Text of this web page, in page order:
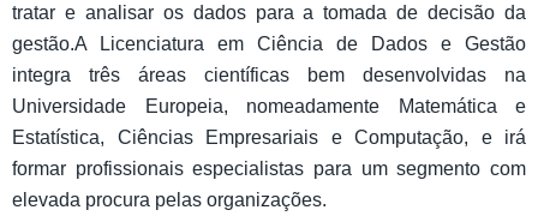
tratar e analisar os dados para a tomada de decisão da
gestão.A Licenciatura em Ciência de Dados e Gestão
integra três áreas científicas bem desenvolvidas na
Universidade Europeia, nomeadamente Matemática e
Estatística, Ciências Empresariais e Computação, e irá
formar profissionais especialistas para um segmento com
elevada procura pelas organizações.